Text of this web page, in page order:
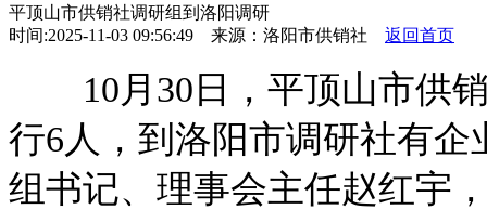
平顶山市供销社调研组到洛阳调研
时间:2025-11-03 09:56:49 来源：洛阳市供销社 返回首页
10月30日，平顶山市供销
行6人，到洛阳市调研社有
组书记、理事会主任赵红宇